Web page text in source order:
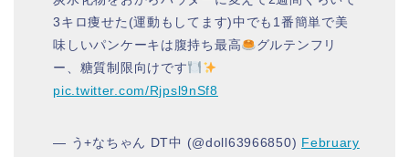
3キロ痩せた(運動もしてます)中でも1番簡単で美
味しいパンケーキは腹持ち最高
グルテンフリ
ー、糖質制限向けです
pic.twitter.com/Rjpsl9nSf8
— う+なちゃん DT中 (@doll63966850) February